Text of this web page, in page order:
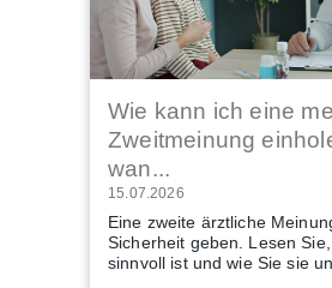
Wie kann ich eine
Zweitmeinung
wan...
15.07.2026
Eine zweite ärztliche
Sicherheit geben. Lesen
sinnvoll ist und wie Sie sie